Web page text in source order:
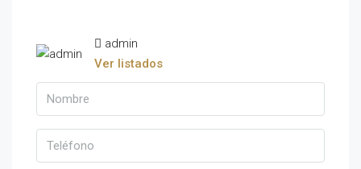
admin
Ver listados